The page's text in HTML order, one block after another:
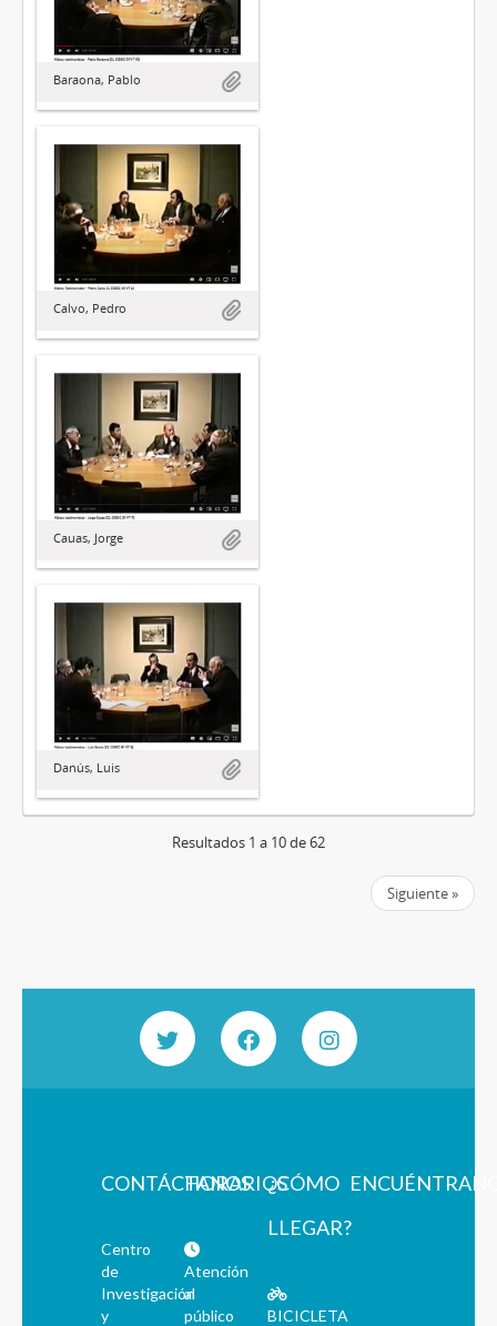
Baraona, Pablo
Calvo, Pedro
Cauas, Jorge
Danús, Luis
Resultados 1 a 10 de 62
Siguiente »
CONTÁCTANOS
Centro
de
Investigación
y
HORARIOS
Atención
al
público
¿CÓMO
LLEGAR?
BICICLETA